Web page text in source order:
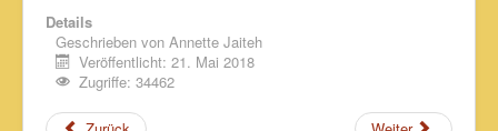
Impressum & Kontakt
Details
Geschrieben von Annette Jaiteh
Veröffentlicht: 21. Mai 2018
Zugriffe: 34462